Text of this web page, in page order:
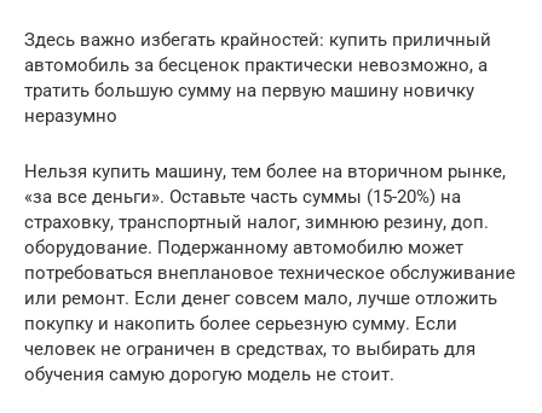
Здесь важно избегать крайностей: купить приличный
автомобиль за бесценок практически невозможно, а
тратить большую сумму на первую машину новичку
неразумно
Нельзя купить машину, тем более на вторичном рынке,
«за все деньги». Оставьте часть суммы (15-20%) на
страховку, транспортный налог, зимнюю резину, доп.
оборудование. Подержанному автомобилю может
потребоваться внеплановое техническое обслуживание
или ремонт. Если денег совсем мало, лучше отложить
покупку и накопить более серьезную сумму. Если
человек не ограничен в средствах, то выбирать для
обучения самую дорогую модель не стоит.